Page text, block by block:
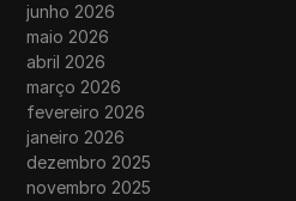
junho 2026
maio 2026
abril 2026
março 2026
fevereiro 2026
janeiro 2026
dezembro 2025
novembro 2025